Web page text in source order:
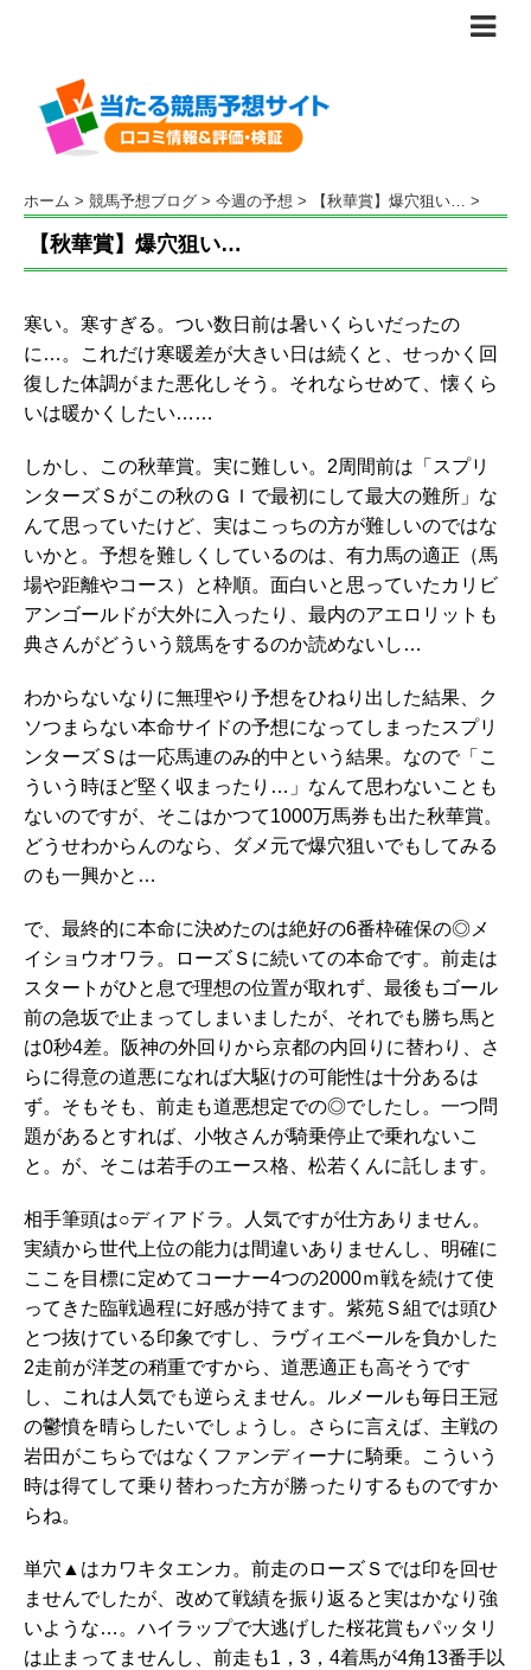
ホーム > 競馬予想ブログ > 今週の予想 > 【秋華賞】爆穴狙い… >
【秋華賞】爆穴狙い…
寒い。寒すぎる。つい数日前は暑いくらいだったの
に…。これだけ寒暖差が大きい日は続くと、せっかく回
復した体調がまた悪化しそう。それならせめて、懐くら
いは暖かくしたい……
しかし、この秋華賞。実に難しい。2周間前は「スプリ
ンターズＳがこの秋のＧＩで最初にして最大の難所」な
んて思っていたけど、実はこっちの方が難しいのではな
いかと。予想を難しくしているのは、有力馬の適正（馬
場や距離やコース）と枠順。面白いと思っていたカリビ
アンゴールドが大外に入ったり、最内のアエロリットも
典さんがどういう競馬をするのか読めないし…
わからないなりに無理やり予想をひねり出した結果、ク
ソつまらない本命サイドの予想になってしまったスプリ
ンターズＳは一応馬連のみ的中という結果。なので「こ
ういう時ほど堅く収まったり…」なんて思わないことも
ないのですが、そこはかつて1000万馬券も出た秋華賞。
どうせわからんのなら、ダメ元で爆穴狙いでもしてみる
のも一興かと…
で、最終的に本命に決めたのは絶好の6番枠確保の◎メ
イショウオワラ。ローズＳに続いての本命です。前走は
スタートがひと息で理想の位置が取れず、最後もゴール
前の急坂で止まってしまいましたが、それでも勝ち馬と
は0秒4差。阪神の外回りから京都の内回りに替わり、さ
らに得意の道悪になれば大駆けの可能性は十分あるは
ず。そもそも、前走も道悪想定での◎でしたし。一つ問
題があるとすれば、小牧さんが騎乗停止で乗れないこ
と。が、そこは若手のエース格、松若くんに託します。
相手筆頭は○ディアドラ。人気ですが仕方ありません。
実績から世代上位の能力は間違いありませんし、明確に
ここを目標に定めてコーナー4つの2000ｍ戦を続けて使
ってきた臨戦過程に好感が持てます。紫苑Ｓ組では頭ひ
とつ抜けている印象ですし、ラヴィエベールを負かした
2走前が洋芝の稍重ですから、道悪適正も高そうです
し、これは人気でも逆らえません。ルメールも毎日王冠
の鬱憤を晴らしたいでしょうし。さらに言えば、主戦の
岩田がこちらではなくファンディーナに騎乗。こういう
時は得てして乗り替わった方が勝ったりするものですか
らね。
単穴▲はカワキタエンカ。前走のローズＳでは印を回せ
ませんでしたが、改めて戦績を振り返ると実はかなり強
いような…。ハイラップで大逃げした桜花賞もパッタリ
は止まってませんし、前走も1，3，4着馬が4角13番手以